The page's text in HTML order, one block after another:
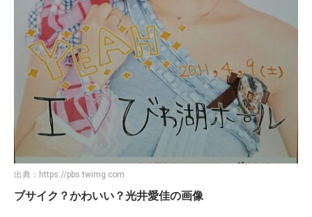
出典： https://pbs.twimg.com
ブサイク？かわいい？光井愛佳の画像